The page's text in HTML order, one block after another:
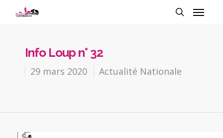
Info Loup n° 32
29 mars 2020 Actualité Nationale